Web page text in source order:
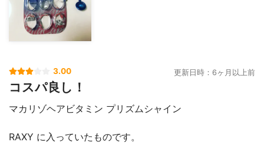
3.00 更新日時：6ヶ月以上前
コスパ良し！
マカリゾヘアビタミン プリズムシャイン
RAXY に入っていたものです。